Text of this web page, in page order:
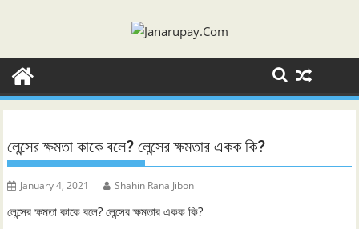
লেন্সের ক্ষমতা কাকে বলে? লেন্সের ক্ষমতার একক কি?
January 4, 2021 Shahin Rana Jibon
লেন্সের ক্ষমতা কাকে বলে? লেন্সের ক্ষমতার একক কি?